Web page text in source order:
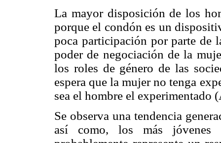
La mayor disposición de los
porque el condón es un
poca participación por parte de
poder de negociación de la
los roles de género de las
espera que la mujer no tenga
sea el hombre el experimentado
Se observa una tendencia
así como, los más jóvenes